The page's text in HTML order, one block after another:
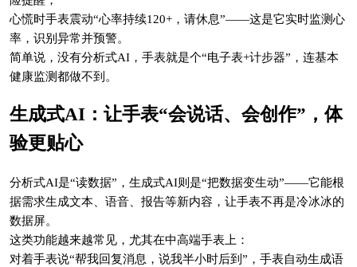
心慌时手表震动“心率持续120+，请休息”——这是它实时监测心
率，识别异常并预警。
简单说，没有分析式AI，手表就是个“电子表+计步器”，连基本
健康监测都做不到。
生成式AI：让手表“会说话、会创作”，体
验更贴心
分析式AI是“读数据”，生成式AI则是“把数据变生动”——它能根
据需求生成文本、语音、报告等新内容，让手表不再是冷冰冰的
数据屏。
这类功能越来越常见，尤其在中高端手表上：
对着手表说“帮我回复消息，说我半小时后到”，手表自动生成语